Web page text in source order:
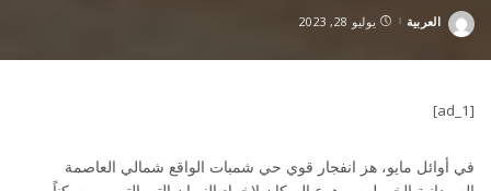
Posted
العربية يوليو 28, 2023
[ad_1]
في أوائل مايو، هز انفجار قوي حي شمبات الواقع شمالي العاصمة